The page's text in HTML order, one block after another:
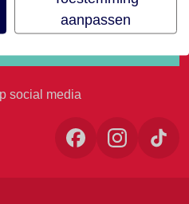
social media
aanpassen